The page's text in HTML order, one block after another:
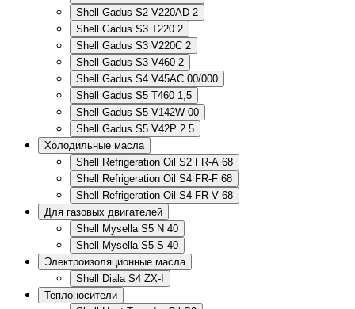
Shell Gadus S2 V220AD 2
Shell Gadus S3 T220 2
Shell Gadus S3 V220C 2
Shell Gadus S3 V460 2
Shell Gadus S4 V45AC 00/000
Shell Gadus S5 T460 1,5
Shell Gadus S5 V142W 00
Shell Gadus S5 V42P 2.5
Холодильные масла
Shell Refrigeration Oil S2 FR-A 68
Shell Refrigeration Oil S4 FR-F 68
Shell Refrigeration Oil S4 FR-V 68
Для газовых двигателей
Shell Mysella S5 N 40
Shell Mysella S5 S 40
Электроизоляционные масла
Shell Diala S4 ZX-I
Теплоносители